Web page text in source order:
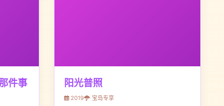
件事 阳光普照
2019 宝岛专享